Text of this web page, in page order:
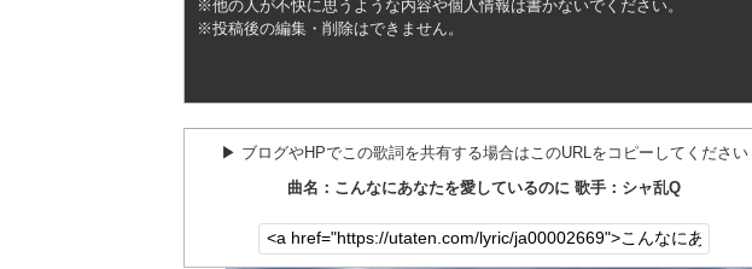
※他の人が不快に思うような内容や個人情報は書かないでください。
※投稿後の編集・削除はできません。
▶︎ ブログやHPでこの歌詞を共有する場合はこのURLをコピーしてください
曲名：こんなにあなたを愛しているのに 歌手：シャ乱Q